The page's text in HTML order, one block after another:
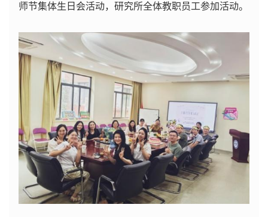
师节集体生日会活动，研究所全体教职员工参加活动。